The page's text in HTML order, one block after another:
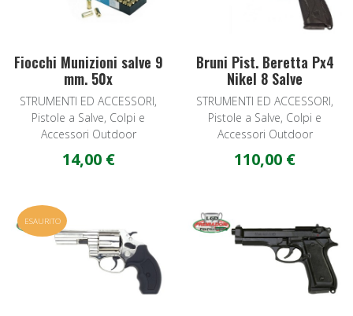
Fiocchi Munizioni salve 9
mm. 50x
STRUMENTI ED ACCESSORI,
Pistole a Salve, Colpi e
Accessori Outdoor
14,00 €
Bruni Pist. Beretta Px4
Nikel 8 Salve
STRUMENTI ED ACCESSORI,
Pistole a Salve, Colpi e
Accessori Outdoor
110,00 €
ESAURITO
Add to Wishlist